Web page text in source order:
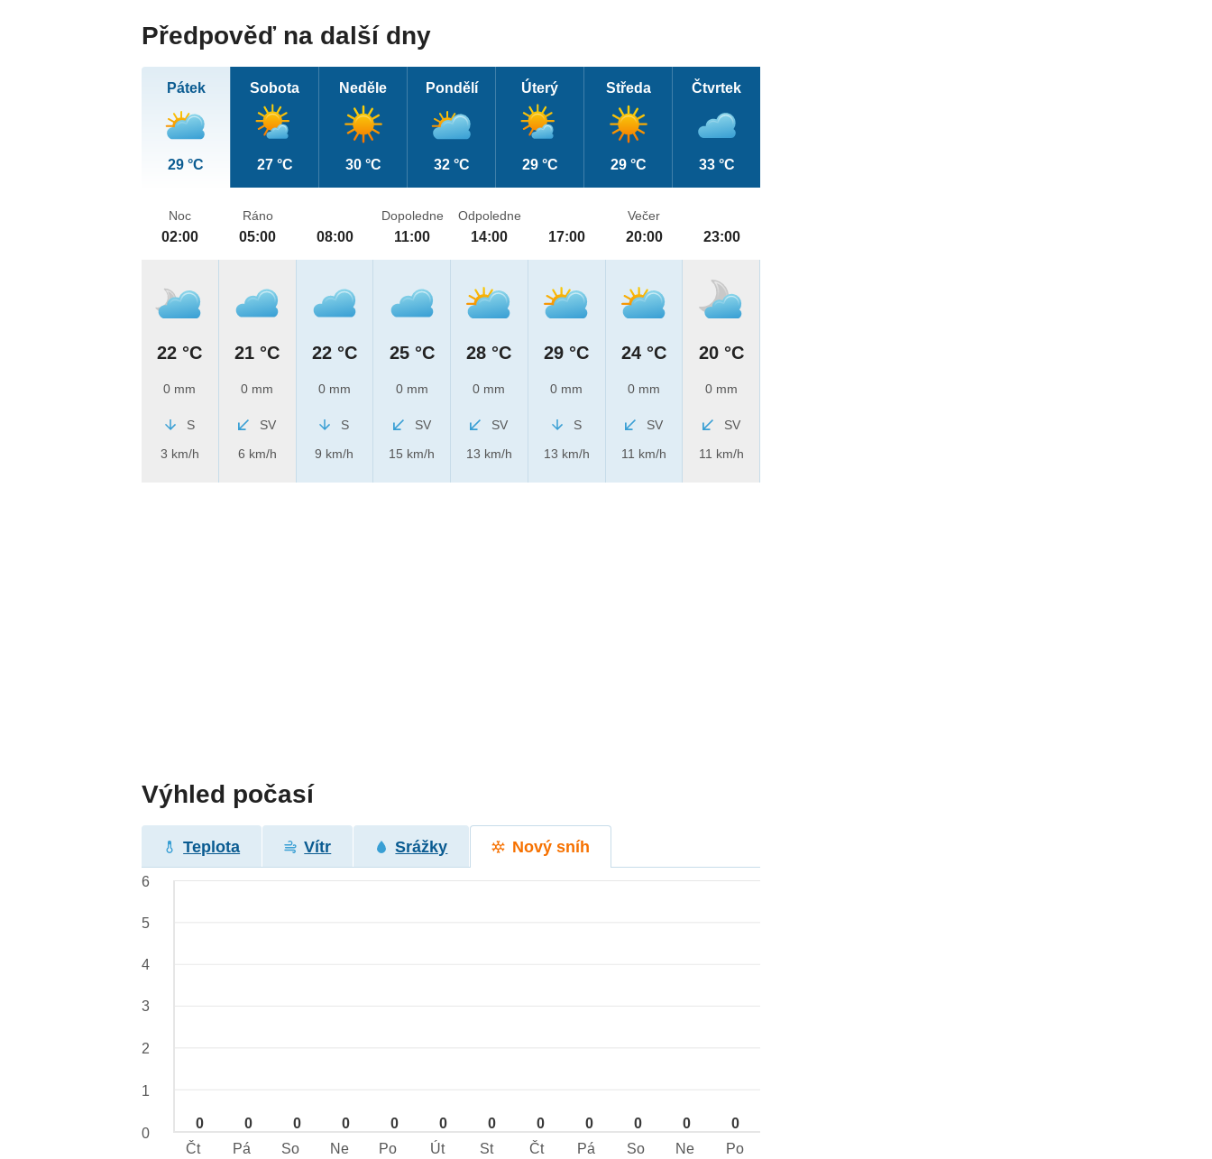
Předpověď na další dny
Pátek
29 °C
Sobota
27 °C
Neděle
30 °C
Pondělí
32 °C
Úterý
29 °C
Středa
29 °C
Čtvrtek
33 °C
Noc
02:00
22 °C
0 mm
S
3 km/h
Ráno
05:00
21 °C
0 mm
SV
6 km/h
08:00
22 °C
0 mm
S
9 km/h
Dopoledne
11:00
25 °C
0 mm
SV
15 km/h
Odpoledne
14:00
28 °C
0 mm
SV
13 km/h
17:00
29 °C
0 mm
S
13 km/h
Večer
20:00
24 °C
0 mm
SV
11 km/h
23:00
20 °C
0 mm
SV
11 km/h
Výhled počasí
Teplota Vítr Srážky Nový sníh
0 0 0 0 0 0 0 0 0 0 0 0
6
5
4
3
2
1
0
Čt
Pá So Ne Po Út St Čt Pá So Ne Po